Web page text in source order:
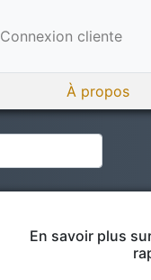
Connexion cliente
À propos
En savoir plus